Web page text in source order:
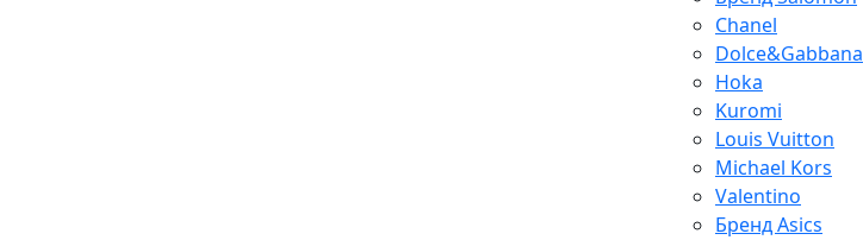
Chanel
Dolce&Gabbana
Hoka
Kuromi
Louis Vuitton
Michael Kors
Valentino
Бренд Asics